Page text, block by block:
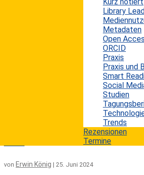
Library
Metadaten
Open
ORCID
Praxis
Praxis und
Smart
Social
Studien
Trends
Rezensionen
Termine
Intelligenz (KI) im Bereich des
Wissenschaft vor neue
Technologie, die Texte auf Grundlage
erstellt, wirft Fragen auf, wann und unter
Umständen ihr Einsatz zulässig ist. Diana
beleuchtet in einem Artikel die damit
Probleme und Reaktionen der
Community. Plagiatsfälle und KI Der
Harvard-Präsidentin im Januar und
Detecting LLM-Assisted
Scientific Communication:
von Erwin König | 25. Juni 2024